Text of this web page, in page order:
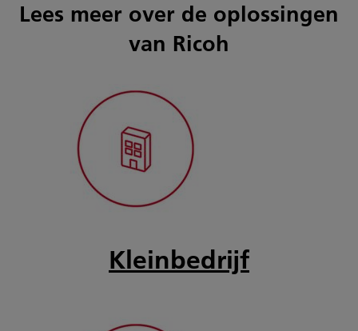
Lees meer over de oplossingen
van Ricoh
Kleinbedrijf